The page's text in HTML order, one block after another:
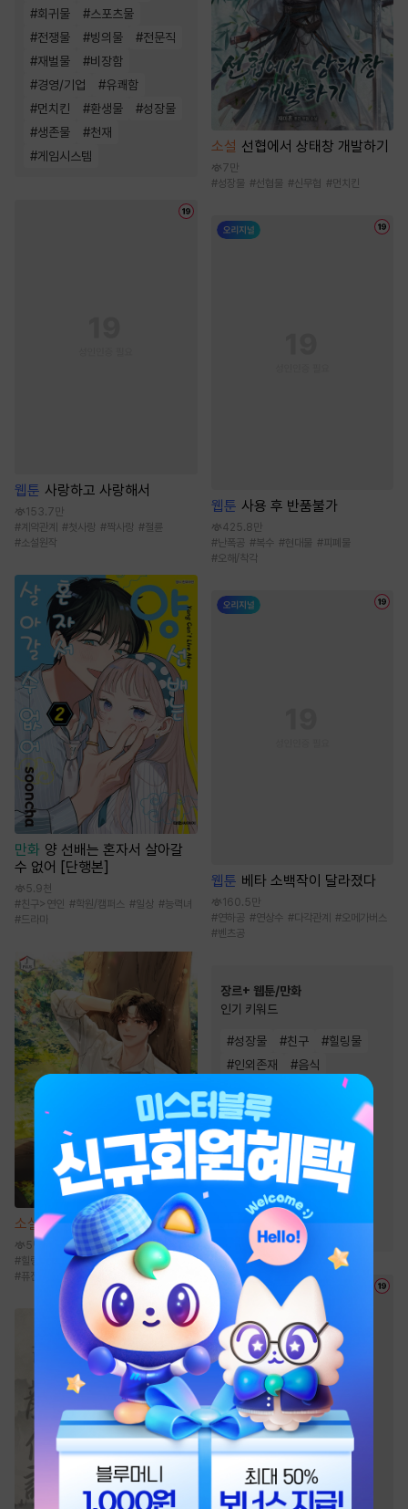
#회귀물 #스포츠물
#전쟁물 #빙의물 #전문직
#재벌물 #비장함
#경영/기업 #유쾌함
#먼치킨 #환생물 #성장물
#생존물 #천재
#게임시스템
웹툰 사랑하고 사랑해서
153.7만
# 계약관계 #첫사랑 #짝사랑 #절륜
#소설원작
만화 양 선배는 혼자서 살아갈
수 없어 [단행본]
5.9천
#친구>연인 #학원/캠퍼스 #일상 #능력녀
#드라마
소설 헬 난이도에서 쉴게요
5만
# 힐링물 영지물 #시스템 # 성장물
#퓨전판타지
소설 선협에서 상태창 개발하기
7만
#성장물 #선협물 #신무협 #먼치킨
웹툰 사용 후 반품불가
425.8만
#난폭공 #복수 #현대물 #피폐물
#오해/착각
웹툰 베타 소백작이 달라졌다
160.5만
#연하공 #연상수 #다각관계 #오메가버스
#벤츠공
장르+ 웹툰/만화
인기 키워드
#성장물 #친구 #힐링물
#인외존재 #음식
#현대물
#연애/결혼 #동물
#초능력 다정남 #복수
#복수물 #영상화
오피스물 #환생물
동양풍